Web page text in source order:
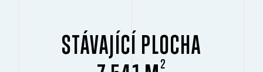
STÁVAJÍCÍ PLOCHA
2